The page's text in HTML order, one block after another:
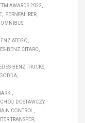
ETM AWARDS 2022
FERNFAHRER
OMNIBUS
ATEGO
BENZ CITARO
BENZ TRUCKS
DOSTAWCZY
CONTROL
TRANSFER